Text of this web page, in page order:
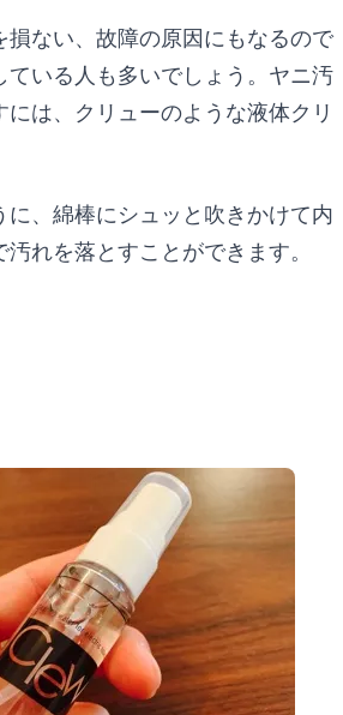
損ない、故障の原因にもなるので
ている人も多いでしょう。ヤニ汚
は、クリューのような液体クリ
に、綿棒にシュッと吹きかけて内
れを落とすことができます。